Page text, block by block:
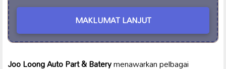
MAKLUMAT LANJUT
Joo Loong Auto Part & Baterymenawarkan pelbagai